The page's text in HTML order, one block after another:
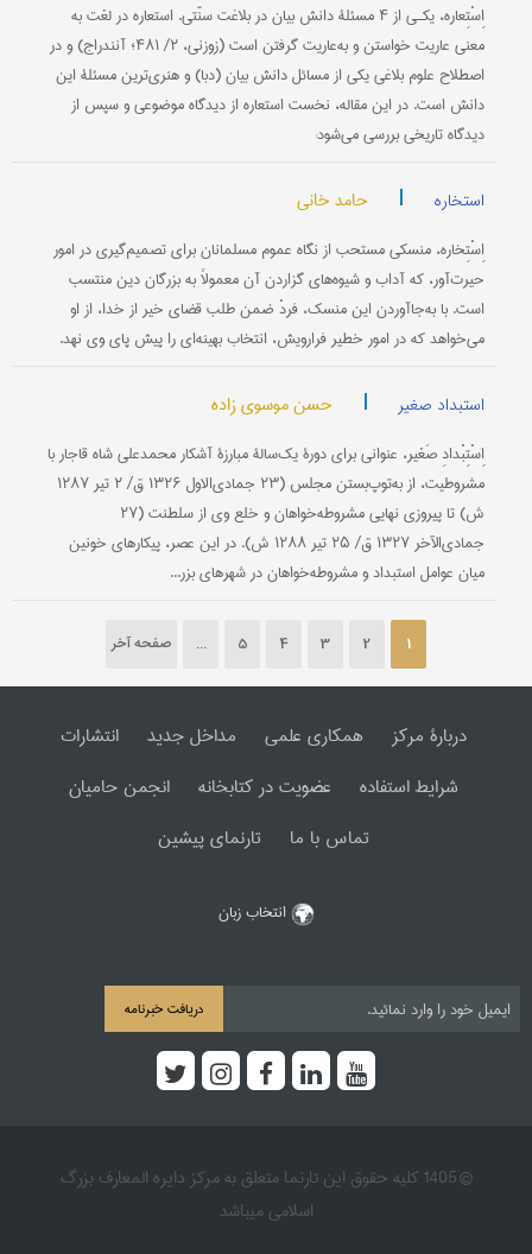
اِسْتِعاره، یکـی از ۴ مسئلۀ دانش بیان در بلاغت سنّتی. استعاره در لغت به
معنی عاریت خواستن و به‌عاریت گرفتن است (زوزنی، ۲/ ۴۸۱؛ آنندراج) و در
اصطلاح علوم بلاغی یکی از مسائل دانش بیان (دبا) و هنری‌ترین مسئلۀ این
دانش است. در این مقاله، نخست استعاره از دیدگاه موضوعی و سپس از
دیدگاه تاریخی بررسی می‌شود:
استخاره | حامد خانی
اِسْتِخاره، منسکی مستحب از نگاه عموم مسلمانان برای تصمیم‌گیری در امور
حیرت‌آور، که آداب و شیوه‌های گزاردن آن معمولاً به بزرگان دین منتسب
است. با به‌جا‌آوردن این منسک، فردْ ضمن طلب قضای خیر از خدا، از او
می‌خواهد که در امور خطیر فرارویش، انتخاب بهینه‌ای را پیش پای وی نهد.
استبداد صغیر | حسن موسوی زاده
اِسْتِبْدادِ صَغیر، عنوانی برای دورۀ یک‌سالۀ مبارزۀ آشکار محمدعلی ‌شاه قاجار با
مشروطیت، از به‌توپ‌بستن مجلس (۲۳ جمادی‌الاول ۱۳۲۶ ق/ ۲ تیر ۱۲۸۷
ش) تا پیروزی نهایی مشروطه‌خواهان و خلع وی از سلطنت (۲۷
جمادی‌الآخر ۱۳۲۷ ق/ ۲۵ تیر ۱۲۸۸ ش). در این عصر، پیکارهای خونین
میان عوامل استبداد و مشروطه‌خواهان در شهرهای بزر...
1
2
3
4
5
... صفحه آخر
دربارۀ مرکز همکاری علمی مداخل جدید
انتشارات
شرایط استفاده
عضویت در کتابخانه
انجمن حامیان
تماس با ما
تارنمای پیشین
انتخاب زبان
دریافت خبرنامه
© 1405 کلیه حقوق این تارنما متعلق به مرکز دایره المعارف بزرگ
اسلامی میباشد